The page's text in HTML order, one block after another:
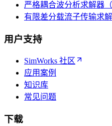
严格耦合波分析求解器（
有限差分载流子传输求解
用户支持
SimWorks 社区
应用案例
知识库
常见问题
下载